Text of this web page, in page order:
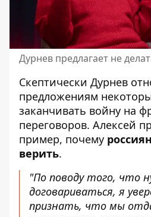
Дурнев предлагает не
Скептически Дурнев
предложениям
заканчивать войну на
переговоров. Алексей
пример, почему
верить.
"По поводу того, что
договариваться, я
признать, что мы